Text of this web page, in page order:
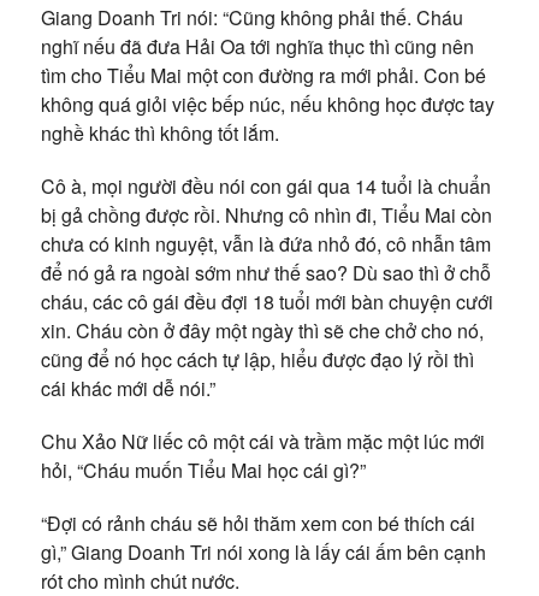
Giang Doanh Tri nói: “Cũng không phải thế. Cháu
nghĩ nếu đã đưa Hải Oa tới nghĩa thục thì cũng nên
tìm cho Tiểu Mai một con đường ra mới phải. Con bé
không quá giỏi việc bếp núc, nếu không học được tay
nghề khác thì không tốt lắm.
Cô à, mọi người đều nói con gái qua 14 tuổi là chuẩn
bị gả chồng được rồi. Nhưng cô nhìn đi, Tiểu Mai còn
chưa có kinh nguyệt, vẫn là đứa nhỏ đó, cô nhẫn tâm
để nó gả ra ngoài sớm như thế sao? Dù sao thì ở chỗ
cháu, các cô gái đều đợi 18 tuổi mới bàn chuyện cưới
xin. Cháu còn ở đây một ngày thì sẽ che chở cho nó,
cũng để nó học cách tự lập, hiểu được đạo lý rồi thì
cái khác mới dễ nói.”
Chu Xảo Nữ liếc cô một cái và trầm mặc một lúc mới
hỏi, “Cháu muốn Tiểu Mai học cái gì?”
“Đợi có rảnh cháu sẽ hỏi thăm xem con bé thích cái
gì,” Giang Doanh Tri nói xong là lấy cái ấm bên cạnh
rót cho mình chút nước.